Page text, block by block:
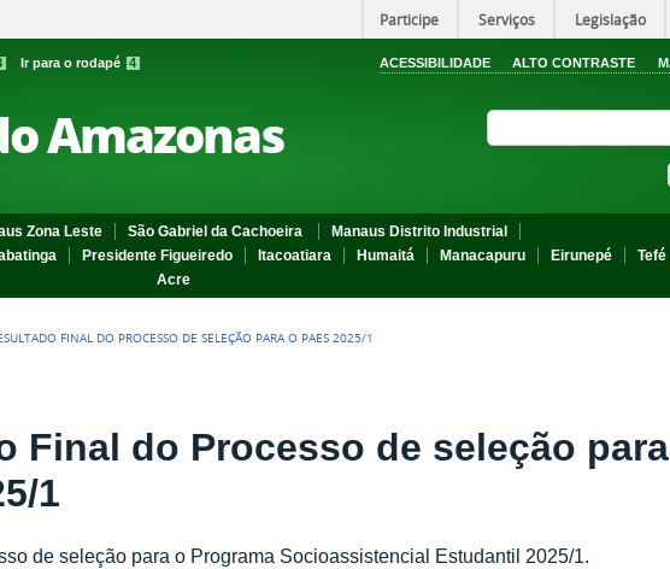
Participe Serviços Legislação
Ir para o rodapé 4 ACESSIBILIDADE ALTO CONTRASTE
Amazonas
Zona Leste São Gabriel da Cachoeira
Manaus Distrito Industrial
Presidente Figueiredo Itacoatiara Humaitá Manacapuru Eirunepé Tefé
Acre
FINAL DO PROCESSO DE SELEÇÃO PARA O PAES 2025/1
Final do Processo de seleção
1
de seleção para o Programa Socioassistencial Estudantil 2025/1.